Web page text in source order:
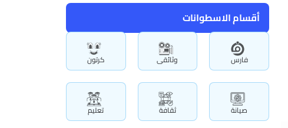
أقسام الاسطوانات
فارس وثائقى كرتون
صيانة ثقافة تعليم